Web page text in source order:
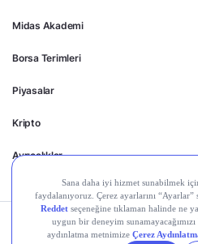
Midas Akademi
Borsa Terimleri
Piyasalar
Kripto
Ayrıcalıklar
Kişisel Verilerin
Gizlilik